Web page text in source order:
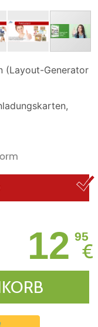
(Layout-Generator
12 95
€